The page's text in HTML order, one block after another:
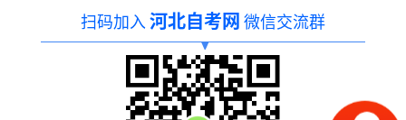
扫码加入 河北自考网 微信交流群